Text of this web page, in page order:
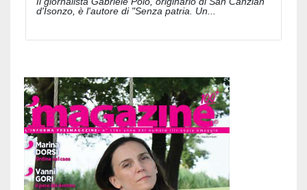
d'Isonzo, è l'autore di "Senza patria. Un...